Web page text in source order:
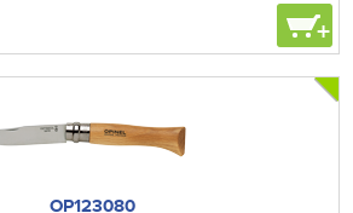
+
OP123080